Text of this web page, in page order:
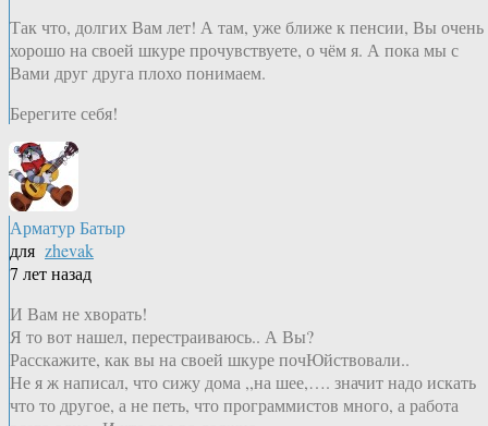
Так что, долгих Вам лет! А там, уже ближе к пенсии, Вы очень
хорошо на своей шкуре прочувствуете, о чём я. А пока мы с
Вами друг друга плохо понимаем.
Берегите себя!
Арматур Батыр
для zhevak
7 лет назад
И Вам не хворать!
Я то вот нашел, перестраиваюсь.. А Вы?
Расскажите, как вы на своей шкуре почЮйствовали..
Не я ж написал, что сижу дома ,,на шее,…. значит надо искать
что то другое, а не петь, что программистов много, а работа